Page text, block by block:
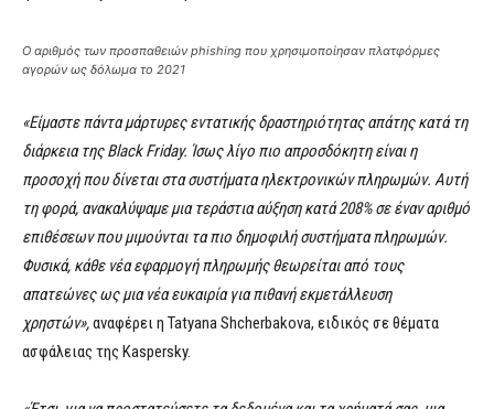
Ο αριθμός των προσπαθειών phishing που χρησιμοποίησαν πλατφόρμες
αγορών ως δόλωμα το 2021
«Είμαστε πάντα μάρτυρες εντατικής δραστηριότητας απάτης κατά τη
διάρκεια της Black Friday. Ίσως λίγο πιο απροσδόκητη είναι η
προσοχή που δίνεται στα συστήματα ηλεκτρονικών πληρωμών. Αυτή
τη φορά, ανακαλύψαμε μια τεράστια αύξηση κατά 208% σε έναν αριθμό
επιθέσεων που μιμούνται τα πιο δημοφιλή συστήματα πληρωμών.
Φυσικά, κάθε νέα εφαρμογή πληρωμής θεωρείται από τους
απατεώνες ως μια νέα ευκαιρία για πιθανή εκμετάλλευση
χρηστών»,αναφέρει η Tatyana Shcherbakova, ειδικός σε θέματα
ασφάλειας της Kaspersky.